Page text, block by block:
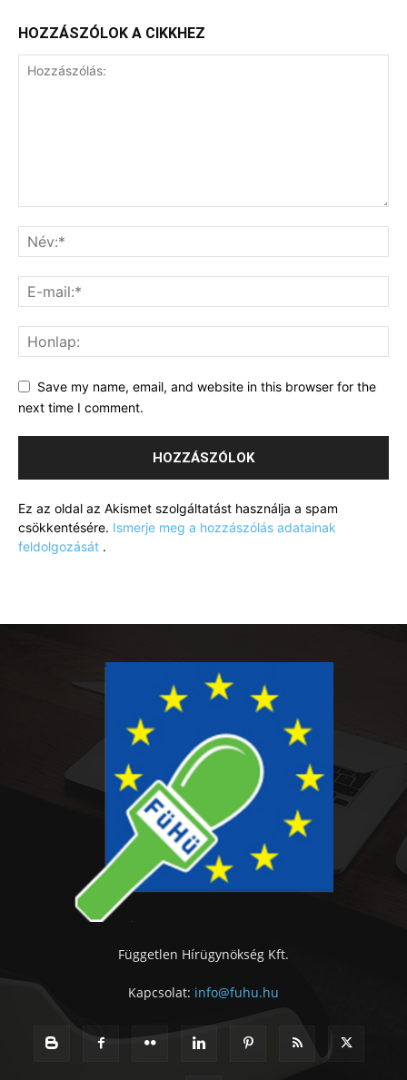
HOZZÁSZÓLOK A CIKKHEZ
Save my name, email, and website in this browser for the
next time I comment.
Ez az oldal az Akismet szolgáltatást használja a spam
csökkentésére. Ismerje meg a hozzászólás adatainak
feldolgozását .
Független Hírügynökség Kft.
Kapcsolat: info@fuhu.hu